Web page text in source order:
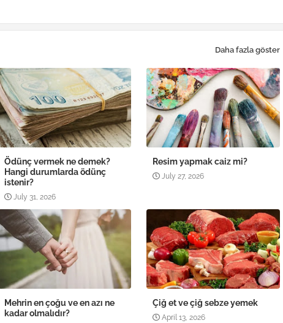
Daha fazla göster
Ödünç vermek ne demek?
Hangi durumlarda ödünç
istenir?
July 31, 2026
Resim yapmak caiz mi?
July 27, 2026
Mehrin en çoğu ve en azı ne
kadar olmalıdır?
Çiğ et ve çiğ sebze yemek
April 13, 2026